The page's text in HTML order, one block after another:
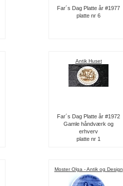
Far´s Dag Platte år #1977
platte nr 6
Antik Huset
Far´s Dag Platte år #1972
Gamle håndværk og
erhverv
platte nr 1
Moster Olga - Antik og Design